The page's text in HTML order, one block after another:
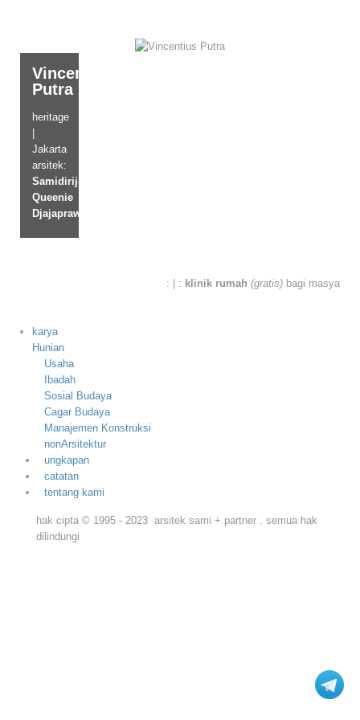
Vincentius
Putra
heritage
|
Jakarta
arsitek:
Samidirijono
Queenie
Djajaprawira
: | : klinik rumah (gratis)bagi
karya
Hunian
Usaha
Ibadah
Sosial Budaya
Cagar Budaya
Manajemen Konstruksi
nonArsitektur
ungkapan
catatan
tentang kami
hak cipta © 1995 - 2023 arsitek sami + partner . semua hak
dilindungi